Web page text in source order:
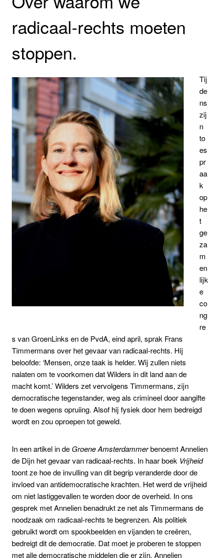
radicaal-rechts moeten
stoppen.
Tij
de
ns
zij
n
to
es
pr
aa
k
op
he
t
ge
za
m
en
lijk
e
co
ng
re
s van GroenLinks en de PvdA, eind april, sprak Frans
Timmermans over het gevaar van radicaal-rechts. Hij
beloofde: ‘Mensen, onze taak is helder. Wij zullen niets
nalaten om te voorkomen dat Wilders in dit land aan de
macht komt.’ Wilders zet vervolgens Timmermans, zijn
democratische tegenstander, weg als crimineel door aangifte
te doen wegens opruiing. Alsof hij fysiek door hem bedreigd
wordt en zou oproepen tot geweld.
In een artikel in de Groene Amsterdammerbenoemt Annelien
de Dijn het gevaar van radicaal-rechts. In haar boek Vrijheid
toont ze hoe de invulling van dit begrip veranderde door de
invloed van antidemocratische krachten. Het werd de vrijheid
om niet lastiggevallen te worden door de overheid. In ons
gesprek met Annelien benadrukt ze net als Timmermans de
noodzaak om radicaal-rechts te begrenzen. Als politiek
gebruikt wordt om spookbeelden en vijanden te creëren,
bedreigt dit de democratie. Dat moet je proberen te stoppen
met alle democratische middelen die er zijn. Annelien